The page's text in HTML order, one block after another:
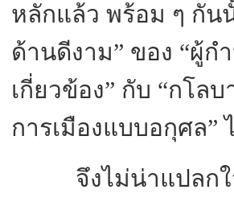
หลักแล้ว พร้อม ๆ กัน
ด้านดีงาม” ของ “ผู้ก
เกี่ยวข้อง” กับ “กโล
การเมืองแบบอกุศล”
จึงไม่น่าแปลกใจ